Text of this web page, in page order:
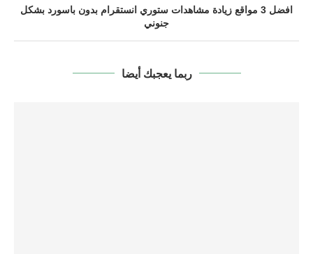
افضل 3 مواقع زيادة مشاهدات ستوري انستقرام بدون باسورد بشكل
جنوني
ربما يعجبك أيضا